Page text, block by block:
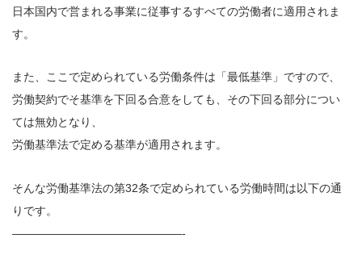
日本国内で営まれる事業に従事するすべての労働者に適用されま
す。
また、ここで定められている労働条件は「最低基準」ですので、
労働契約でそ基準を下回る合意をしても、その下回る部分につい
ては無効となり、
労働基準法で定める基準が適用されます。
そんな労働基準法の第32条で定められている労働時間は以下の通
りです。
———————————————-